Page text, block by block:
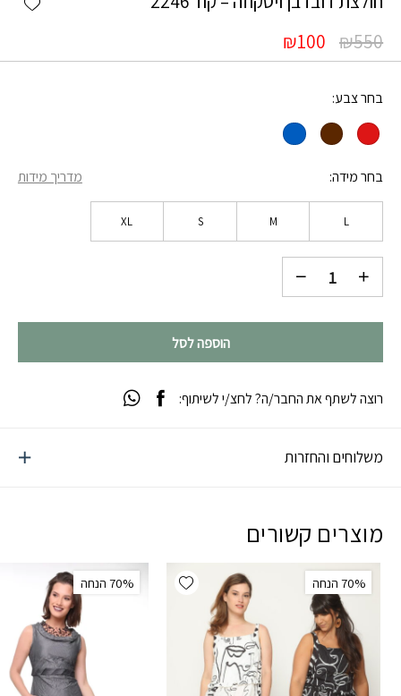
₪550
₪100
בחר צבע
בחר מידה מדריך מידות
L
M
S
XL
הוספה לסל
משלוחים והחזרות
רוצה לשתף את החבר/ה? לחצ/י לשיתוף:
מוצרים קשורים
Add wishlist ‫70% הנחה ‫70% הנחה